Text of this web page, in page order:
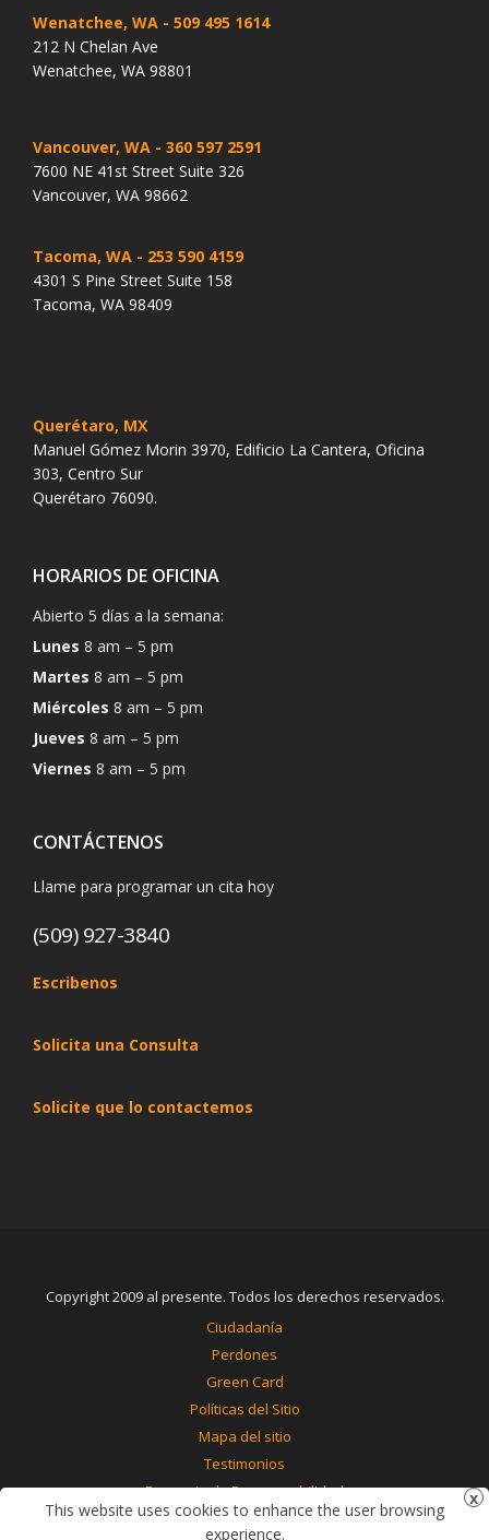
Wenatchee, WA - 509 495 1614
212 N Chelan Ave
Wenatchee, WA 98801
Vancouver, WA - 360 597 2591
7600 NE 41st Street Suite 326
Vancouver, WA 98662
Tacoma, WA - 253 590 4159
4301 S Pine Street Suite 158
Tacoma, WA 98409
Querétaro, MX
Manuel Gómez Morin 3970, Edificio La Cantera, Oficina
303, Centro Sur
Querétaro 76090.
HORARIOS DE OFICINA
Abierto 5 días a la semana:
Lunes 8 am – 5 pm
Martes 8 am – 5 pm
Miércoles 8 am – 5 pm
Jueves 8 am – 5 pm
Viernes 8 am – 5 pm
CONTÁCTENOS
Llame para programar un cita hoy
(509) 927-3840
Escribenos
Solicita una Consulta
Solicite que lo contactemos
Copyright 2009 al presente. Todos los derechos reservados.
Ciudadanía
Perdones
Green Card
Políticas del Sitio
Mapa del sitio
Testimonios
Renuncia de Responsabilidad
Contáctenos
This website uses cookies to enhance the user browsing
experience.